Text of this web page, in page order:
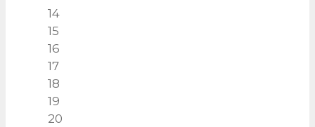
14
15
16
17
18
19
20